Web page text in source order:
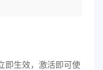
即生效，激活即可使